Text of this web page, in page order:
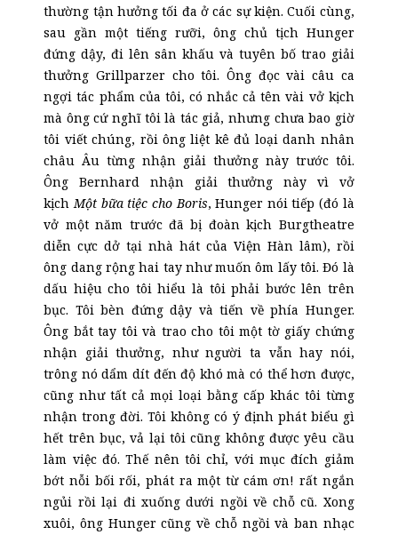
thường tận hưởng tối đa ở các sự kiện. Cuối cùng,
sau gần một tiếng rưỡi, ông chủ tịch Hunger
đứng dậy, đi lên sân khấu và tuyên bố trao giải
thưởng Grillparzer cho tôi. Ông đọc vài câu ca
ngợi tác phẩm của tôi, có nhắc cả tên vài vở kịch
mà ông cứ nghĩ tôi là tác giả, nhưng chưa bao giờ
tôi viết chúng, rồi ông liệt kê đủ loại danh nhân
châu Âu từng nhận giải thưởng này trước tôi.
Ông Bernhard nhận giải thưởng này vì vở
kịchMột bữa tiệc cho Boris,Hunger nói tiếp (đó là
vở một năm trước đã bị đoàn kịch Burgtheatre
diễn cực dở tại nhà hát của Viện Hàn lâm), rồi
ông dang rộng hai tay như muốn ôm lấy tôi. Đó là
dấu hiệu cho tôi hiểu là tôi phải bước lên trên
bục. Tôi bèn đứng dậy và tiến về phía Hunger.
Ông bắt tay tôi và trao cho tôi một tờ giấy chứng
nhận giải thưởng, như người ta vẫn hay nói,
trông nó dẩm dít đến độ khó mà có thể hơn được,
cũng như tất cả mọi loại bằng cấp khác tôi từng
nhận trong đời. Tôi không có ý định phát biểu gì
hết trên bục, vả lại tôi cũng không được yêu cầu
làm việc đó. Thế nên tôi chỉ, với mục đích giảm
bớt nỗi bối rối, phát ra một từ cám ơn!rất ngắn
ngủi rồi lại đi xuống dưới ngồi về chỗ cũ. Xong
xuôi, ông Hunger cũng về chỗ ngồi và ban nhạc